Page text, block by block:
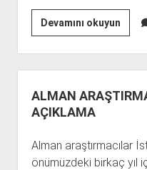
Devamını okuyunKAAN
KAAN
ALMAN
AÇIKLAMA
Alman araştırmacılar
önümüzdeki birkaç yıl